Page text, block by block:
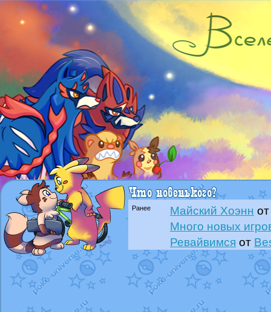
Ранее Майский Хоэнн
Много новых
Ревайвимся от
Всё, трындец
от
Технические
доброе утро
Йолда и Мимикью